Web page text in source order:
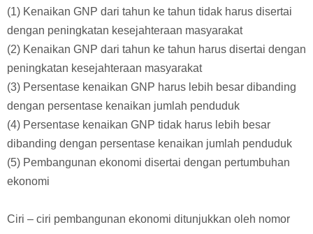
(1) Kenaikan GNP dari tahun ke tahun tidak harus disertai
dengan peningkatan kesejahteraan masyarakat
(2) Kenaikan GNP dari tahun ke tahun harus disertai dengan
peningkatan kesejahteraan masyarakat
(3) Persentase kenaikan GNP harus lebih besar dibanding
dengan persentase kenaikan jumlah penduduk
(4) Persentase kenaikan GNP tidak harus lebih besar
dibanding dengan persentase kenaikan jumlah penduduk
(5) Pembangunan ekonomi disertai dengan pertumbuhan
ekonomi
Ciri – ciri pembangunan ekonomi ditunjukkan oleh nomor